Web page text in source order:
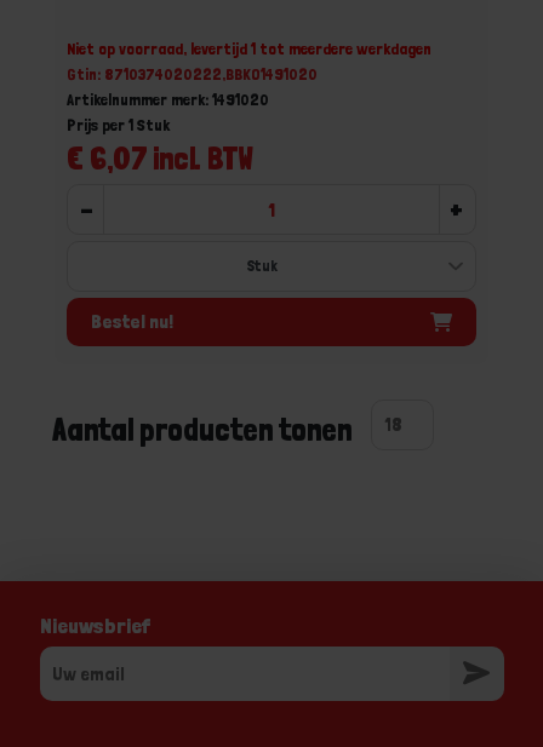
Niet op voorraad, levertijd 1 tot meerdere werkdagen
Gtin: 8710374020222,BBKO1491020
Artikelnummer merk: 1491020
€ 6,07 incl. BTW
Prijs per 1 Stuk
- +
Bestel nu!
Aantal producten tonen
Nieuwsbrief